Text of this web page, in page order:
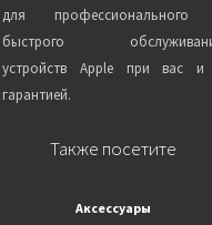
для профессионального
быстрого
устройств Apple при вас
гарантией.
Также посетите
Аксессуары